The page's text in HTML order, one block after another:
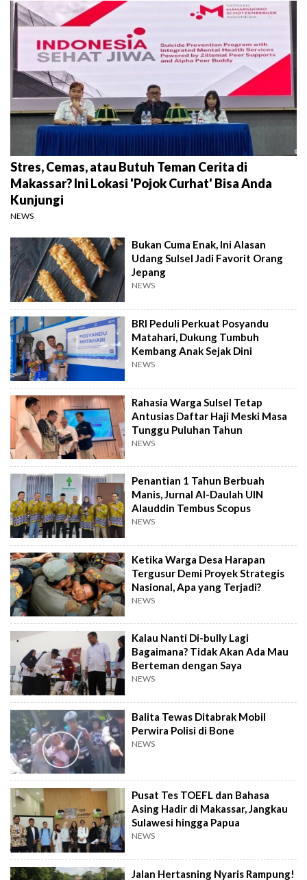
Stres, Cemas, atau Butuh Teman Cerita di
Makassar? Ini Lokasi 'Pojok Curhat' Bisa Anda
Kunjungi
NEWS
Bukan Cuma Enak, Ini Alasan
Udang Sulsel Jadi Favorit Orang
Jepang
NEWS
BRI Peduli Perkuat Posyandu
Matahari, Dukung Tumbuh
Kembang Anak Sejak Dini
NEWS
Rahasia Warga Sulsel Tetap
Antusias Daftar Haji Meski Masa
Tunggu Puluhan Tahun
NEWS
Penantian 1 Tahun Berbuah
Manis, Jurnal Al-Daulah UIN
Alauddin Tembus Scopus
NEWS
Ketika Warga Desa Harapan
Tergusur Demi Proyek Strategis
Nasional, Apa yang Terjadi?
NEWS
Kalau Nanti Di-bully Lagi
Bagaimana? Tidak Akan Ada Mau
Berteman dengan Saya
NEWS
Balita Tewas Ditabrak Mobil
Perwira Polisi di Bone
NEWS
Pusat Tes TOEFL dan Bahasa
Asing Hadir di Makassar, Jangkau
Sulawesi hingga Papua
NEWS
Jalan Hertasning Nyaris Rampung!